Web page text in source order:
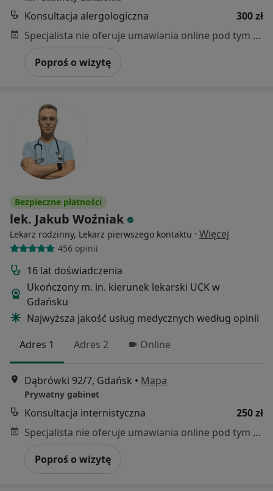
Konsultacja alergologiczna
300 zł
Specjalista nie oferuje umawiania online pod tym adresem.
Poproś o wizytę
Bezpieczne płatności
lek. Jakub Woźniak
Lekarz rodzinny, Lekarz pierwszego kontaktu · Więcej
456 opinii
16 lat doświadczenia
Ukończony m. in. kierunek lekarski UCK w
Gdańsku
Najwyższa jakość usług medycznych według opinii
Adres 1
Adres 2 Online
Dąbrówki 92/7, Gdańsk • Mapa
Prywatny gabinet
Konsultacja internistyczna
250 zł
Specjalista nie oferuje umawiania online pod tym adresem.
Poproś o wizytę